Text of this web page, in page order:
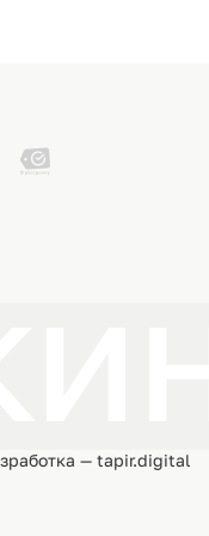
— tapir.digital